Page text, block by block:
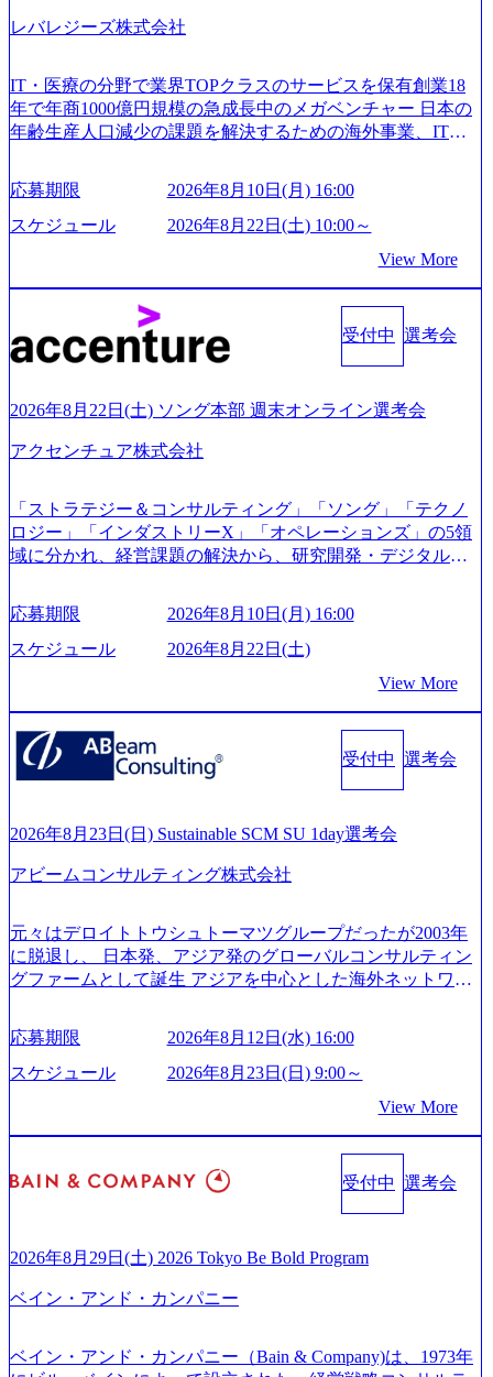
レバレジーズ株式会社
IT・医療の分野で業界TOPクラスのサービスを保有創業18
年で年商1000億円規模の急成長中のメガベンチャー 日本の
年齢生産人口減少の課題を解決するための海外事業、IT事
以上の事業を展開する オールインハウスの組織体制をとっ
ており社内で新しい事業開発などの人員調達できる 独立資
本経営をとっており、事業創造の自由度が高い https://storag
s/20240925162633_7242d0de-3e54-4f03-b076-00318d5c0dff_120
0x644.webp レバレジーズ株式会社 会社説明資料 (https://spea
kerdeck.com/leverages/leverages-hui-she-shao-jie-zi-liao-zhong-tu-
cai-yong-xiang-ke) 「働く人」「事業・サービス」「カルチャ
ー」など、レバレジーズのリアルを取り上げています！ (htt
「外国人留学生等受入環境整備事業委託業務」を受託 (http
s://prtimes.jp/main/html/rd/p/000000612.000010591.html) レバレ
ジーズ、モチベーション管理システム「NALYSYS」リリー
m/@leveragesCh) レバレジーズで活躍するメンバー紹介！〜
管理職種編 〜 (https://www.youtube.com/watch?v=RETwZKac2
UI) レバレジーズで活躍するメンバー紹介！〜 営業職種編
来黒字を維持し、急成長中でありながら安定した事業を展
円を目指す日本にもなかなかないメガベンチャー。創業か
ら黒字経営。年間130%成長 https://storage.googleapis.com/our-
527843-d227-4df8-b86c-5587f843fdf6_1200x471.webp https://stor
age.googleapis.com/our-vision-production.appspot.com/public/imag
es/20251030164946_dc0888f6-0539-4887-84d7-34c8d8544226_1
200x666.webp 年間100億円規模の投資の元、10以上もの新規
能 社内転職が活発であり、多様なスキルを1社で身に着ける
ことが可能 事業開発・運用を内包かする「オールインハウ
ス」型の組織体。社内スカウトや社内公募制度を用いて主
165942_70f09968-1b27-43e6-b849-1cd107c4f488_1200x698.web
p ## 働き方／WLB／待遇 内装8億円超のかっこいいオフィ
スがあり、 働き甲斐のあるランキング、新卒注目ランキン
ため事業創造の自由度が高く、赤字事業でも投資して長期
的な成長を若手に任せられる環境 対面でのコミュニケーシ
ョンメリットを重視するため出社勤務。1日の労働時間平均
ア組織） 2026年8月22日(土) 10:00～最長16:00 2026年8月10
日(月) 16:00 ※応募者が定員を上回る場合は、厳正なる審査
の上参加者を決定させていただきます。ご了承ください。
● 当日の流れ 受付 → 会社説明会 → 面接(会社説明会終了
後、随時ご案内) ※全てリモートにて実施します。 ※参加
通常の選考フローと異なり、事前に適性検査をご受検いた
ションサーチになります。 ご経験やスキル、そして適性や
きます。 ※本求人はレバテック株式会社の雇用となりま
応募期限
2026年8月10日(月) 16:00
スケジュール
2026年8月22日(土) 10:00～
View More
受付中 選考会
2026年8月22日(土) ソング本部 週末オンライン選考会
アクセンチュア株式会社
「ストラテジー＆コンサルティング」「ソング」「テクノ
ロジー」「インダストリーX」「オペレーションズ」の5領
域に分かれ、経営課題の解決から、研究開発・デジタル・
グ領域からその実行的側面であるITサービスの提供まで一
貫して支援する総合系・IT系ファームである あらゆる産業
において非常に良質な顧客基盤を築いており、Fortune Globa
手掛けたプロジェクトは「ファーストリテイリングにおけ
るグローバル化」「資生堂グループのDX化支援」「ヴィヴ
ィアン・ウエストウッドの製品開発」など多岐にわたる コ
ンサルティング活動のみならず、2021年にはKDDIと合弁会
社「ARISE analytics」を設立し、人工知能とデータアナリテ
ジタル人材育成の支援も盛んに行う 採用資料 (https://www.ac
2/Accenture-Recruiting-Brochure.pdf#zoom=50) 女性の活躍につ
rs/corporate/document/women-brochure.pdf#zoom=50) 社員発信
のキャリアブログ (https://www.accenture.com/jp-ja/blogs/japan-
careers-blog) 江川社長が語る「105点経営」 (https://business.ni
kkei.com/atcl/gen/19/00604/021600008/) 規模拡大で成功する理
6218) 大手広告代理店出身者などマーケティングのトップ人
材が集結するワケ (https://markezine.jp/article/detail/45446) エン
ジニアからコンサルタントへ。会社に入って、何が変わっ
た？ (https://www.businessinsider.jp/post-288838) プラダ：ラグ
nture.com/jp-ja/case-studies/song/prada-luxury-product-customizati
on) 大正製薬：ITカーブアウト支援 (https://www.accenture.co
m/jp-ja/case-studies/consulting/taisho-pharmaceutical)（ストラテ
ジー & コンサルティング） ソフトバンク：初のオンライン
s://www.accenture.com/jp-ja/case-studies/communications-media/so
する「保安ネット」を構築。省庁DXの先進事例を実現 (http
ry-safety-network)（公共サービス） カルビー：SAP HANAの
応募期限
2026年8月10日(月) 16:00
スケジュール
2026年8月22日(土)
View More
受付中 選考会
2026年8月23日(日) Sustainable SCM SU 1day選考会
アビームコンサルティング株式会社
元々はデロイトトウシュトーマツグループだったが2003年
に脱退し、 日本発、アジア発のグローバルコンサルティン
グファームとして誕生 アジアを中心とした海外ネットワー
供している日系最大級の総合コンサルティングファーム
『Build Beyond As One ®.』をブランドメッセージに掲げ、
企業や組織の変革を通じて社会や産業の課題を解決し、未
確実な実現と社会的価値及び経済的価値の追求にも貢献 NE
Cとの戦略的資本提携も実現して、現在はNECのグループ会
シングなどの専門知識と、豊富な経験を持つ約6,000名を超
えるプロフェッショナルを有する 金融、製造、流通、エネ
トとしている SAP領域においては日本市場No.1を誇り、全
定コンサルタント資格を取得している また、日本国内企業
資格も保有、さまざまな業界・業種でのプロジェクト実績
と蓄積されたノウハウを基に独自の方法論やテンプレート
応募期限
2026年8月12日(水) 16:00
スケジュール
2026年8月23日(日) 9:00～
View More
受付中 選考会
2026年8月29日(土) 2026 Tokyo Be Bold Program
ベイン・アンド・カンパニー
ベイン・アンド・カンパニー（Bain & Company)は、1973年